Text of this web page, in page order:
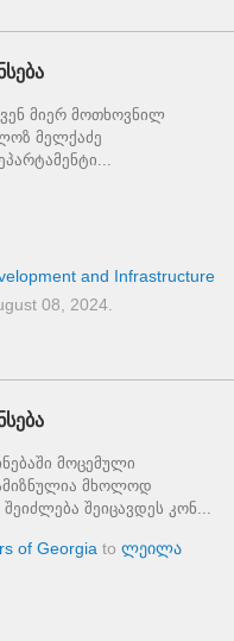
მიერ მოთხოვნილ
მელქაძე
and Infrastructure
08, 2024
მოცემული
მხოლოდ
შეიცავდეს კონ...
of Georgia to ლეილა